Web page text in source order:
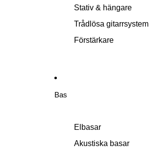
Stativ & hängare
Trådlösa gitarrsystem
Förstärkare
Bas
Elbasar
Akustiska basar